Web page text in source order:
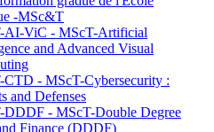
-MSc&T
AI-ViC - MScT-Artificial
and Advanced Visual
CTD - MScT-Cybersecurity :
and Defenses
DDDF - MScT-Double Degree
Finance (DDDF)